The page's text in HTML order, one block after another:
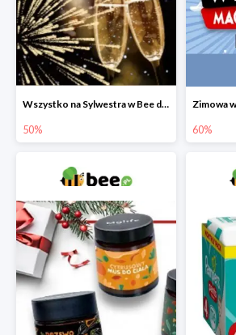
Wszystko na Sylwestra w Bee do -50%
50% 60%